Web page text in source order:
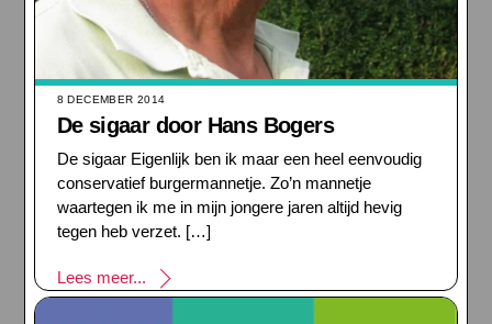
8 DECEMBER 2014
De sigaar door Hans Bogers
De sigaar Eigenlijk ben ik maar een heel eenvoudig
conservatief burgermannetje. Zo’n mannetje
waartegen ik me in mijn jongere jaren altijd hevig
tegen heb verzet. […]
Lees meer...